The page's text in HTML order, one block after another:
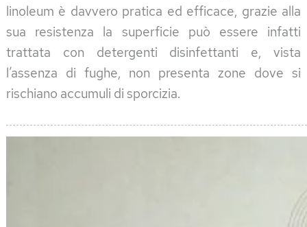
linoleum è davvero pratica ed efficace, grazie alla
sua resistenza la superficie può essere infatti
trattata con detergenti disinfettanti e, vista
l’assenza di fughe, non presenta zone dove si
rischiano accumuli di sporcizia.